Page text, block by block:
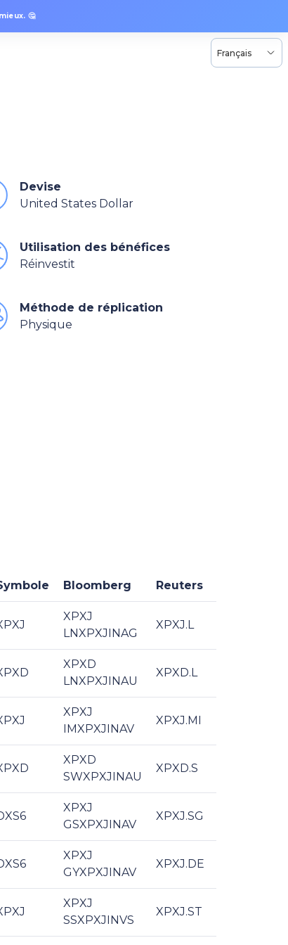
🤔
Français
Devise
United States Dollar
Utilisation des bénéfices
Réinvestit
Méthode de réplication
Physique
Bloomberg Reuters
XPXJ
LNXPXJINAG
XPXJ.L
XPXD
LNXPXJINAU
XPXD.L
XPXJ
IMXPXJINAV
XPXJ.MI
XPXD
SWXPXJINAU
XPXD.S
XPXJ
GSXPXJINAV
XPXJ.SG
XPXJ
GYXPXJINAV
XPXJ.DE
XPXJ
SSXPXJINVS
XPXJ.ST